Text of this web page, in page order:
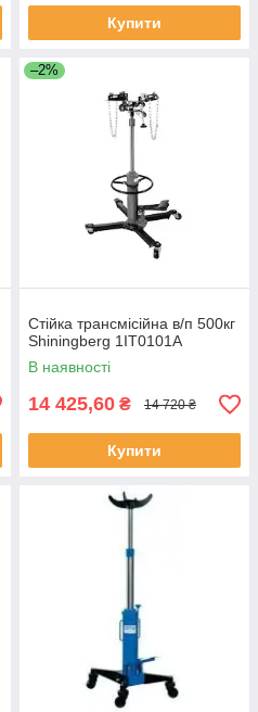
Купити
–2%
Стійка трансмісійна в/п 500кг
Shiningberg 1IT0101A
В наявності
14 425,60 ₴ 14 720 ₴
Купити